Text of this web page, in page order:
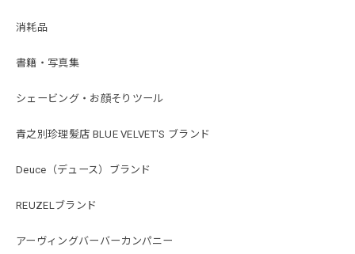
消耗品
書籍・写真集
シェービング・お顔そりツール
青之別珍理髪店 BLUE VELVET'S ブランド
Deuce（デュース）ブランド
REUZELブランド
アーヴィングバーバーカンパニー